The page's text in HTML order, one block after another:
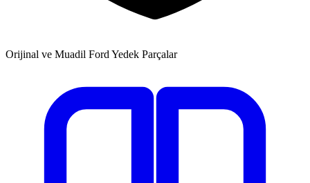
Orijinal ve Muadil Ford Yedek Parçalar